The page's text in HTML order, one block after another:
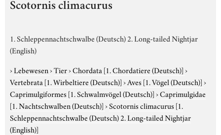
Scotornis climacurus
1. Schleppennachtschwalbe (Deutsch) 2. Long-tailed Nightjar
(English)
›Lebewesen›Tier›Chordata [1. Chordatiere (Deutsch)]›
Vertebrata [1. Wirbeltiere (Deutsch)]›Aves [1. Vögel (Deutsch)]›
Caprimulgiformes [1. Schwalmvögel (Deutsch)]›Caprimulgidae
[1. Nachtschwalben (Deutsch)]›Scotornis climacurus [1.
Schleppennachtschwalbe (Deutsch) 2. Long-tailed Nightjar
(English)]